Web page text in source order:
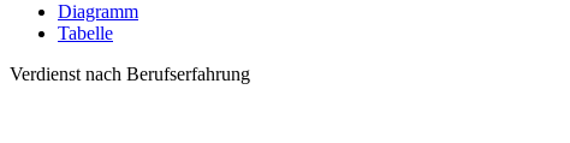
Diagramm
Tabelle
Verdienst nach Berufserfahrung